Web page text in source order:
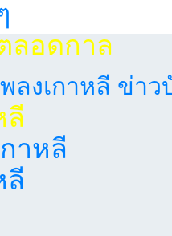
ลอดกาล
ลงเกาหลี ข่าว
ลี
าหลี
ลี